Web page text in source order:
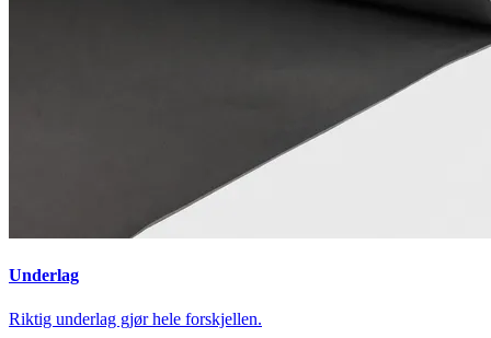
Underlag
Riktig underlag gjør hele forskjellen.